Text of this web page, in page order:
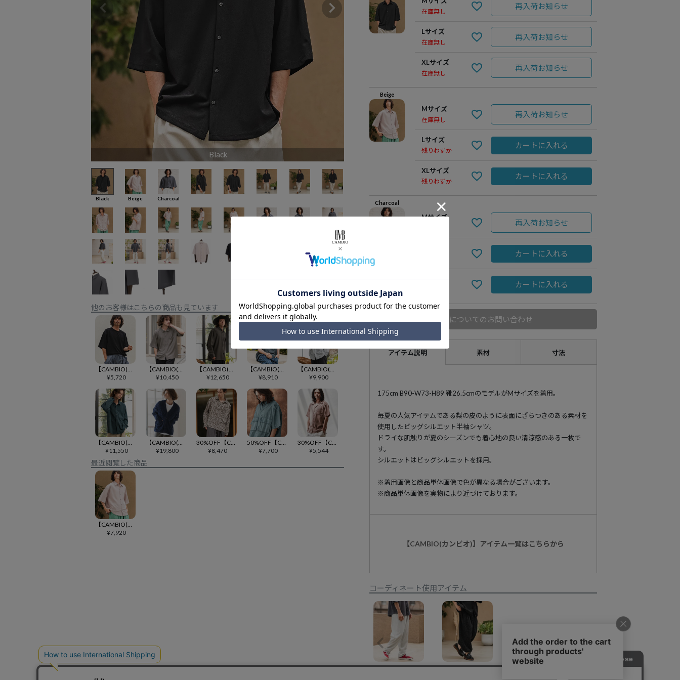
Black
Black Beige Charcoal
他のお客様はこちらの商品も見ています
¥5,720
¥10,450
¥12,650
¥8,910
¥9,900
¥11,550
¥19,800
¥8,470
¥7,700
¥5,544
最近閲覧した商品
¥7,920
在庫無し
再入荷お知らせ
Lサイズ
在庫無し
再入荷お知らせ
XLサイズ
在庫無し
再入荷お知らせ
Beige
Mサイズ
在庫無し
再入荷お知らせ
Lサイズ
残りわずか
カートに入れる
XLサイズ
残りわずか
カートに入れる
Charcoal
Mサイズ
再入荷お知らせ
カートに入れる
カートに入れる
商品についてのお問い合わせ
アイテム説明 素材 寸法
175cm B90-W73-H89 靴26.5cmのモデルがMサイズを着用。
毎夏の人気アイテムである梨の皮のように表面にざらつきのある素材を
使用したビッグシルエット半袖シャツ。
ドライな肌触りが夏のシーズンでも着心地の良い清涼感のある一枚で
す。
シルエットはビッグシルエットを採用。
※着用画像と商品単体画像で色が異なる場合がございます。
※商品単体画像を実物により近づけております。
【CAMBIO(カンビオ)】アイテム一覧はこちらから
コーディネート使用アイテム
【CAMBIO(カンビオ)】Stretch Crinkle Straight Easy Pants イージーパンツ(S64926cmb) 【CAMBIO(カンビオ)】Melange Hopsack Balloon Jogger Pants ジョガーパンツ(S64826cmb)